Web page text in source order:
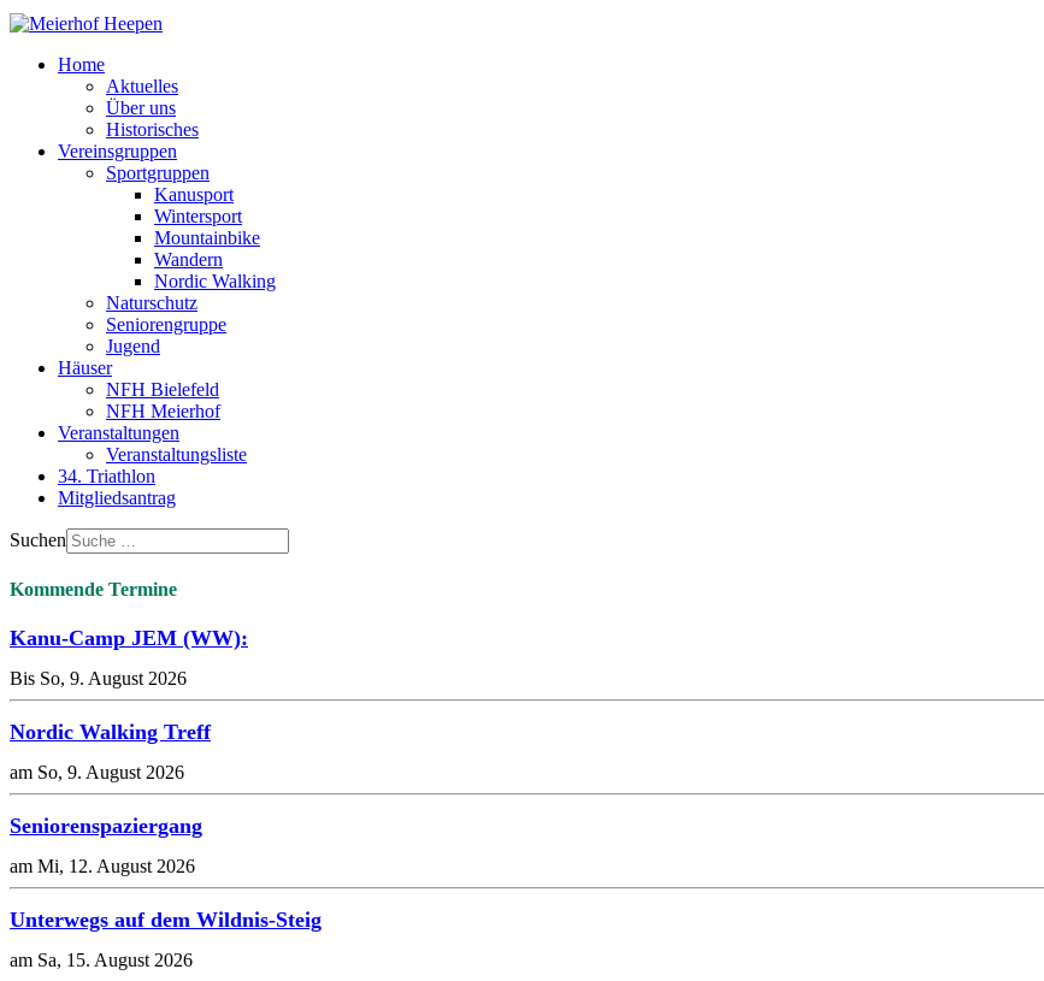
Home
Aktuelles
Über uns
Historisches
Vereinsgruppen
Sportgruppen
Kanusport
Wintersport
Mountainbike
Wandern
Nordic Walking
Naturschutz
Seniorengruppe
Jugend
Häuser
NFH Bielefeld
NFH Meierhof
Veranstaltungen
Veranstaltungsliste
34. Triathlon
Mitgliedsantrag
Suchen
Kommende Termine
Kanu-Camp JEM (WW):
Bis So, 9. August 2026
Nordic Walking Treff
am So, 9. August 2026
Seniorenspaziergang
am Mi, 12. August 2026
Unterwegs auf dem Wildnis-Steig
am Sa, 15. August 2026